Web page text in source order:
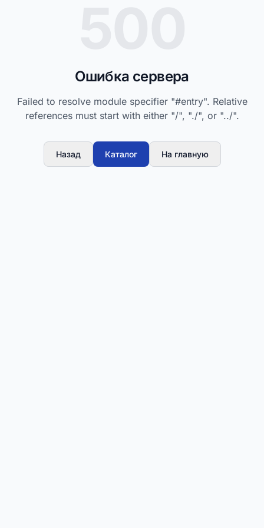
Ошибка сервера
Failed to resolve module specifier "#entry". Relative
references must start with either "/", "./", or "../".
Назад Каталог На главную